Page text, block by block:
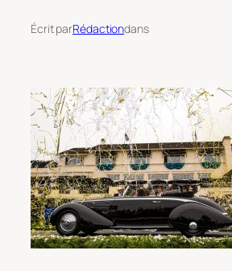
Écrit parRédactiondans